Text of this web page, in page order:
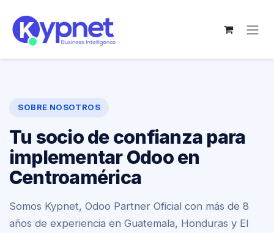
SOBRE NOSOTROS
Tu socio de confianza para
implementar Odoo en
Centroamérica
Somos Kypnet, Odoo Partner Oficial con más de 8
años de experiencia en Guatemala, Honduras y El